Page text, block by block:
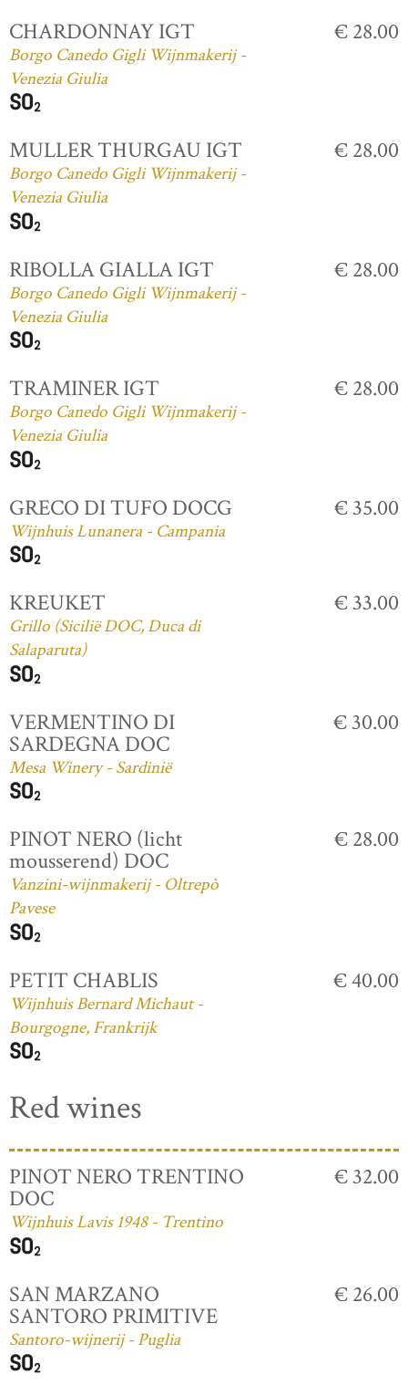
CHARDONNAY IGT
Borgo Canedo Gigli Wijnmakerij -
Venezia Giulia
€ 28.00
MULLER THURGAU IGT
Borgo Canedo Gigli Wijnmakerij -
Venezia Giulia
€ 28.00
RIBOLLA GIALLA IGT
Borgo Canedo Gigli Wijnmakerij -
Venezia Giulia
€ 28.00
TRAMINER IGT
Borgo Canedo Gigli Wijnmakerij -
Venezia Giulia
€ 28.00
GRECO DI TUFO DOCG
Wijnhuis Lunanera - Campania
€ 35.00
KREUKET
Grillo (Sicilië DOC, Duca di
Salaparuta)
€ 33.00
VERMENTINO DI
SARDEGNA DOC
Mesa Winery - Sardinië
€ 30.00
PINOT NERO (licht
mousserend) DOC
Vanzini-wijnmakerij - Oltrepò
Pavese
€ 28.00
PETIT CHABLIS
Wijnhuis Bernard Michaut -
Bourgogne, Frankrijk
€ 40.00
Red wines
PINOT NERO TRENTINO
DOC
Wijnhuis Lavis 1948 - Trentino
€ 32.00
SAN MARZANO
SANTORO PRIMITIVE
Santoro-wijnerij - Puglia
€ 26.00